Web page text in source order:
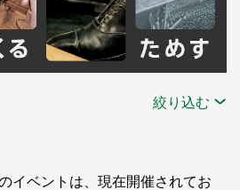
絞り込む
イベントは、現在開催されてお